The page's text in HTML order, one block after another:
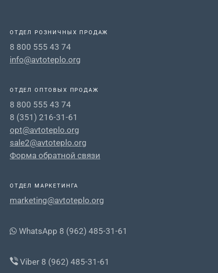
ОТДЕЛ РОЗНИЧНЫХ ПРОДАЖ
8 800 555 43 74
info@avtoteplo.org
ОТДЕЛ ОПТОВЫХ ПРОДАЖ
8 800 555 43 74
8 (351) 216-31-61
opt@avtoteplo.org
sale2@avtoteplo.org
Форма обратной связи
ОТДЕЛ МАРКЕТИНГА
marketing@avtoteplo.org
WhatsApp 8 (962) 485-31-61
Viber 8 (962) 485-31-61